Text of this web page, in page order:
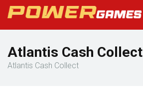
Atlantis Cash Collect
Atlantis Cash Collect